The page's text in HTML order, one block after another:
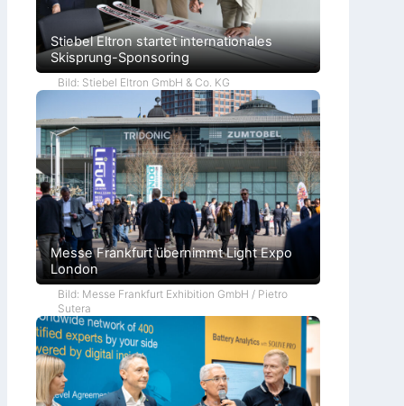
Stiebel Eltron startet internationales
Skisprung-Sponsoring
Bild: Stiebel Eltron GmbH & Co. KG
Messe Frankfurt übernimmt Light Expo
London
Bild: Messe Frankfurt Exhibition GmbH / Pietro
Sutera